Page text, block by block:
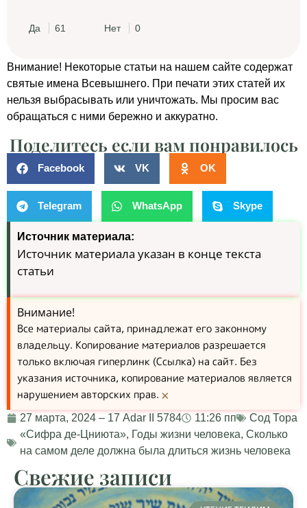
Да 61 Нет 0
Внимание! Некоторые статьи на нашем сайте содержат
святые имена Всевышнего. При печати этих статей их
нельзя выбрасывать или уничтожать. Мы просим вас
обращаться с ними бережно и аккуратно.
Поделитесь если вам понравилось
Facebook VK OK
Telegram WhatsApp Skype
Источник материала:
Источник материала указан в конце текста
статьи
Внимание!
Все материалы сайта, принадлежат его законному
владельцу. Копирование материалов разрешается
только включая гиперлинк (Ссылка) на сайт. Без
указания источника, копирование материалов является
нарушением авторских прав. ×
27 марта, 2024 – 17 Adar II 5784 11:26 пп
Сод Тора
«Сифра де-Цниюта», Годы жизни человека, Сколько
на самом деле должна была длиться жизнь человека
Свежие записи